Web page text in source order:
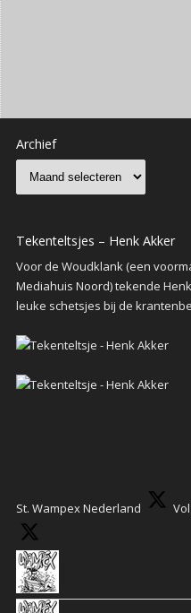
Archief
Tekenteltsjes – Henk Akker
Voor de Woudklank (een
Mediahuis Noord) tekende
leuke schetsjes bij de
St. Wampex Nederland